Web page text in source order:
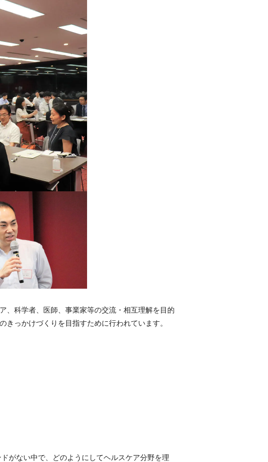
、科学者、医師、事業家等の交流・相互理解を目的
っかけづくりを目指すために行われています。
がない中で、どのようにしてヘルスケア分野を理